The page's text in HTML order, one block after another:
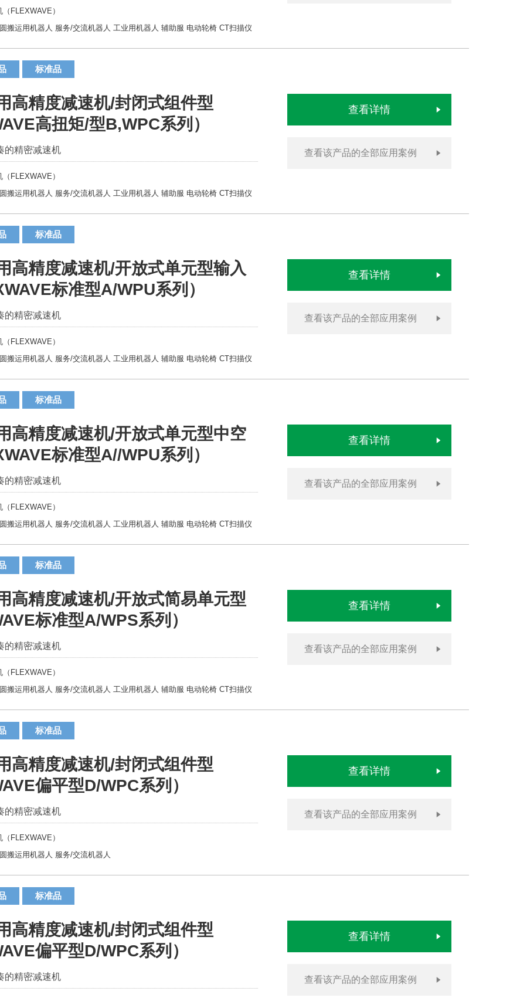
FLEXWAVE）
搬运用机器人 服务/交流机器人 工业用机器人 辅助服 电动轮椅 CT扫描仪
标准品
高精度减速机/封闭式组件型
高扭矩/型B,WPC系列）
的精密减速机
FLEXWAVE）
搬运用机器人 服务/交流机器人 工业用机器人 辅助服 电动轮椅 CT扫描仪
查看详情
查看该产品的全部应用案例
标准品
高精度减速机/开放式单元型输入
标准型A/WPU系列）
的精密减速机
FLEXWAVE）
搬运用机器人 服务/交流机器人 工业用机器人 辅助服 电动轮椅 CT扫描仪
查看详情
查看该产品的全部应用案例
标准品
高精度减速机/开放式单元型中空
标准型A//WPU系列）
的精密减速机
FLEXWAVE）
搬运用机器人 服务/交流机器人 工业用机器人 辅助服 电动轮椅 CT扫描仪
查看详情
查看该产品的全部应用案例
标准品
高精度减速机/开放式简易单元型
标准型A/WPS系列）
的精密减速机
FLEXWAVE）
搬运用机器人 服务/交流机器人 工业用机器人 辅助服 电动轮椅 CT扫描仪
查看详情
查看该产品的全部应用案例
标准品
高精度减速机/封闭式组件型
偏平型D/WPC系列）
的精密减速机
FLEXWAVE）
搬运用机器人 服务/交流机器人
查看详情
查看该产品的全部应用案例
标准品
高精度减速机/封闭式组件型
偏平型D/WPC系列）
的精密减速机
查看详情
查看该产品的全部应用案例